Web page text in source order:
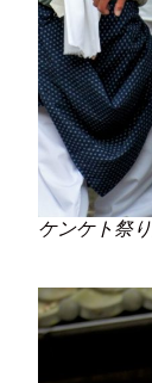
ケンケト祭